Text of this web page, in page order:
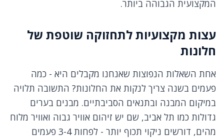
המקצועית הגבוהה ביותר.
עצות מקצועיות לתחזוקה שוטפת של
חלונות
אחת השאלות הנפוצות שאנחנו מקבלים היא - כמה
פעמים בשנה צריך לנקות את החלונות? התשובה תלויה
במיקום המבנה ובתנאים הסביבתיים. מבנים בערים
גדולות כמו תל אביב, שם יש זיהום אוויר גבוה ואוויר מלוח
מהים, דורשים ניקוי תכוף יותר - לפחות 3-4 פעמים